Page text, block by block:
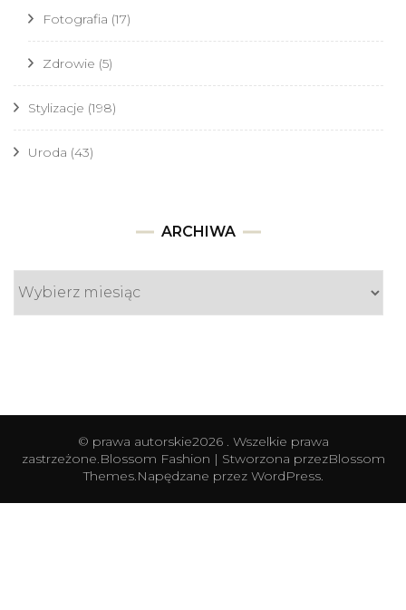
Fotografia (17)
Zdrowie (5)
Stylizacje (198)
Uroda (43)
ARCHIWA
Archiwa
© prawa autorskie2026
. Wszelkie prawa
zastrzeżone. Blossom Fashion | Stworzona przezBlossom
Themes.Napędzane przez WordPress.